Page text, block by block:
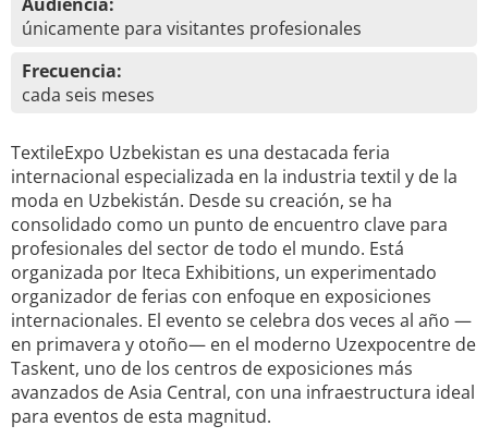
únicamente para visitantes profesionales
Frecuencia:
cada seis meses
TextileExpo Uzbekistan es una destacada feria
internacional especializada en la industria textil y de la
moda en Uzbekistán. Desde su creación, se ha
consolidado como un punto de encuentro clave para
profesionales del sector de todo el mundo. Está
organizada por Iteca Exhibitions, un experimentado
organizador de ferias con enfoque en exposiciones
internacionales. El evento se celebra dos veces al año —
en primavera y otoño— en el moderno Uzexpocentre de
Taskent, uno de los centros de exposiciones más
avanzados de Asia Central, con una infraestructura ideal
para eventos de esta magnitud.